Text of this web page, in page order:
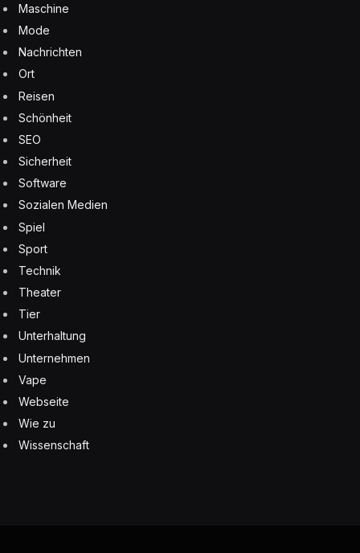
Maschine
Mode
Nachrichten
Ort
Reisen
Schönheit
SEO
Sicherheit
Software
Sozialen Medien
Spiel
Sport
Technik
Theater
Tier
Unterhaltung
Unternehmen
Vape
Webseite
Wie zu
Wissenschaft